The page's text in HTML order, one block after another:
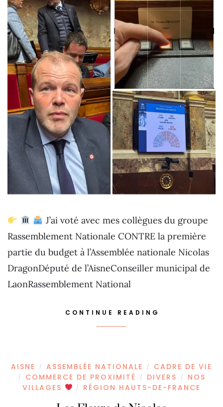
J’ai voté avec mes collègues du groupe
Rassemblement Nationale CONTRE la première
partie du budget à l’Assemblée nationale Nicolas
DragonDéputé de l’AisneConseiller municipal de
LaonRassemblement National
CONTINUE READING
AISNE / ASSEMBLÉE NATIONALE / CADRE DE VIE
/ COMMERCE DE PROXIMITÉ / DIVERS /
NOS
VILLAGES
/ RÉGION HAUTS-DE-FRANCE